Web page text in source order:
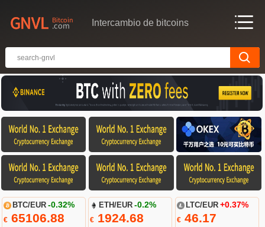
Intercambio de bitcoins
BTC/EUR -0.32%
€65106.88
ETH/EUR -0.2%
€ 1924.68
LTC/EUR +0.37%
€46.17